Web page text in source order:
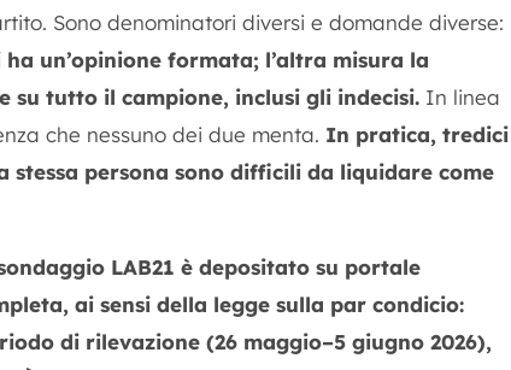
Sono denominatori diversi e domande diverse:
un’opinione formata; l’altra misura la
su tutto il campione, inclusi gli indecisi. In linea
che nessuno dei due menta. In pratica, tredici
persona sono difficili da liquidare come
LAB21 è depositato su portale
ai sensi della legge sulla par condicio:
di rilevazione (26 maggio–5 giugno 2026),